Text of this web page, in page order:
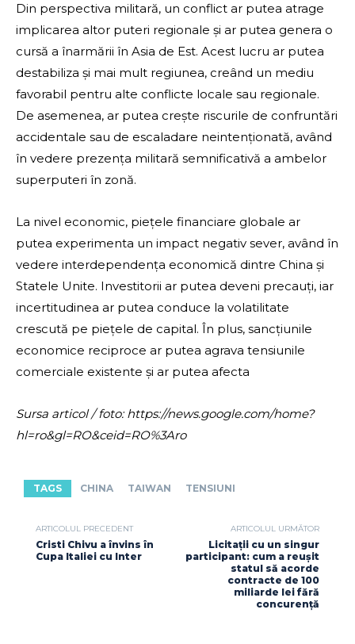
Din perspectiva militară, un conflict ar putea atrage
implicarea altor puteri regionale și ar putea genera o
cursă a înarmării în Asia de Est. Acest lucru ar putea
destabiliza și mai mult regiunea, creând un mediu
favorabil pentru alte conflicte locale sau regionale.
De asemenea, ar putea crește riscurile de confruntări
accidentale sau de escaladare neintenționată, având
în vedere prezența militară semnificativă a ambelor
superputeri în zonă.
La nivel economic, piețele financiare globale ar
putea experimenta un impact negativ sever, având în
vedere interdependența economică dintre China și
Statele Unite. Investitorii ar putea deveni precauți, iar
incertitudinea ar putea conduce la volatilitate
crescută pe piețele de capital. În plus, sancțiunile
economice reciproce ar putea agrava tensiunile
comerciale existente și ar putea afecta
Sursa articol / foto: https://news.google.com/home?
hl=ro&gl=RO&ceid=RO%3Aro
TAGS CHINA TAIWAN TENSIUNI
ARTICOLUL PRECEDENT
Cristi Chivu a învins în
Cupa Italiei cu Inter
ARTICOLUL URMĂTOR
Licitații cu un singur
participant: cum a reușit
statul să acorde
contracte de 100
miliarde lei fără
concurență